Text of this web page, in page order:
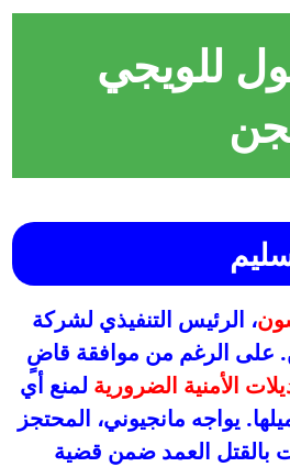
للويجي
، الرئيس التنفيذي لشركة
على الرغم من موافقة قاضٍ
الأمنية الضرورية لمنع أي
يواجه مانجيوني، المحتجز
بالقتل العمد ضمن قضية